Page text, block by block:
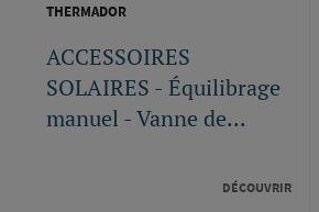
THERMADOR
ACCESSOIRES
SOLAIRES - Équilibrage
manuel - Vanne de...
DÉCOUVRIR